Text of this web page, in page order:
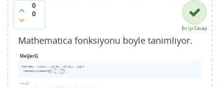
0
0
En İyi Cevap
Mathematica fonksiyonu boyle tanimliyor.